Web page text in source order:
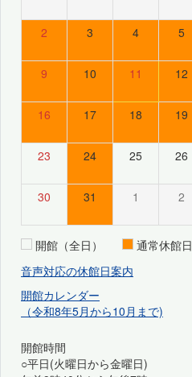
2 3 4 5
9 10 11 12
16 17 18 19
23 24 25 26
30 31 1 2
開館（全日） 通常休館日
音声対応の休館日案内
開館カレンダー
（令和8年5月から10月まで)
開館時間
○平日(火曜日から金曜日)